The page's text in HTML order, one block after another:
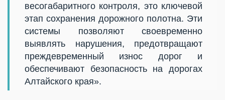
весогабаритного контроля, это ключевой
этап сохранения дорожного полотна. Эти
системы позволяют своевременно
выявлять нарушения, предотвращают
преждевременный износ дорог и
обеспечивают безопасность на дорогах
Алтайского края».